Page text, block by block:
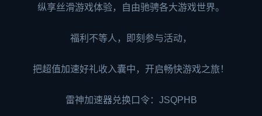
纵享丝滑游戏体验，自由驰骋各大游戏世界。
福利不等人，即刻参与活动，
把超值加速好礼收入囊中，开启畅快游戏之旅！
雷神加速器兑换口令：JSQPHB